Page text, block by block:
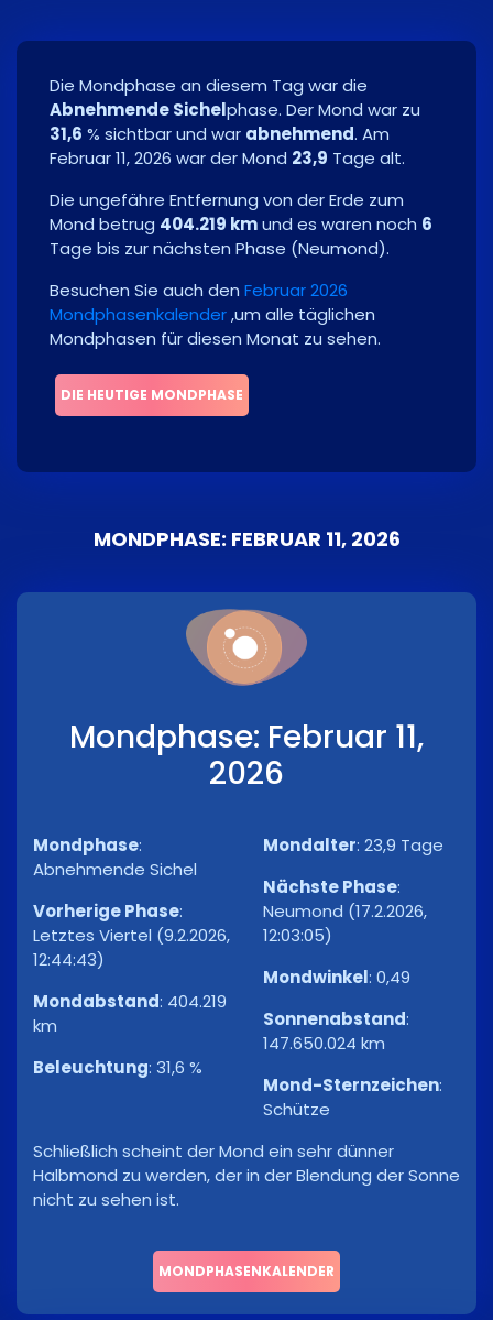
Die Mondphase an diesem Tag war die
Abnehmende Sichelphase. Der Mond war zu
31,6 % sichtbar und war abnehmend. Am
Februar 11, 2026 war der Mond 23,9 Tage alt.
Die ungefähre Entfernung von der Erde zum
Mond betrug 404.219 kmund es waren noch 6
Tage bis zur nächsten Phase (Neumond).
Besuchen Sie auch den Februar 2026
Mondphasenkalender,um alle täglichen
Mondphasen für diesen Monat zu sehen.
DIE HEUTIGE MONDPHASE
MONDPHASE: FEBRUAR 11, 2026
Mondphase: Februar 11,
2026
Mondphase:
Abnehmende Sichel
Vorherige Phase:
Letztes Viertel (9.2.2026,
12:44:43)
Mondabstand: 404.219
km
Beleuchtung: 31,6 %
Mondalter: 23,9 Tage
Nächste Phase:
Neumond (17.2.2026,
12:03:05)
Mondwinkel: 0,49
Sonnenabstand:
147.650.024 km
Mond-Sternzeichen:
Schütze
Schließlich scheint der Mond ein sehr dünner
Halbmond zu werden, der in der Blendung der Sonne
nicht zu sehen ist.
MONDPHASENKALENDER